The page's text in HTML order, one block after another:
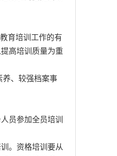
育培训工作的有
高培训质量为重
养、较强档案事
员参加全员培训
。资格培训要从